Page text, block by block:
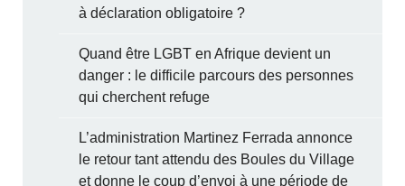
à déclaration obligatoire ?
Quand être LGBT en Afrique devient un
danger : le difficile parcours des personnes
qui cherchent refuge
L’administration Martinez Ferrada annonce
le retour tant attendu des Boules du Village
et donne le coup d’envoi à une période de